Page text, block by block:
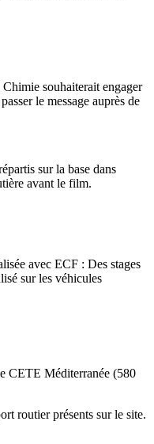
Chimie souhaiterait engager
le message auprès de
sur la base dans
avant le film.
avec ECF : Des stages
sur les véhicules
CETE Méditerranée (580
routier présents sur le site.